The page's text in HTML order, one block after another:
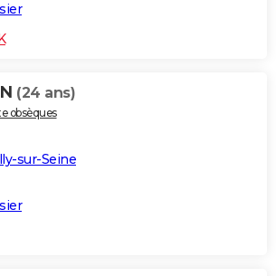
(24 ans)
obsèques
sur-Seine